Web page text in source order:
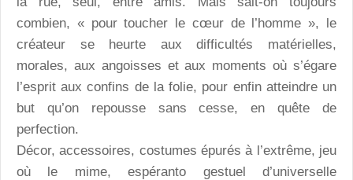
combien, « pour toucher le cœur de l’homme », le
créateur se heurte aux difficultés matérielles,
morales, aux angoisses et aux moments où s’égare
l’esprit aux confins de la folie, pour enfin atteindre un
but qu’on repousse sans cesse, en quête de
perfection.
Décor, accessoires, costumes épurés à l’extrême, jeu
où le mime, espéranto gestuel d’universelle